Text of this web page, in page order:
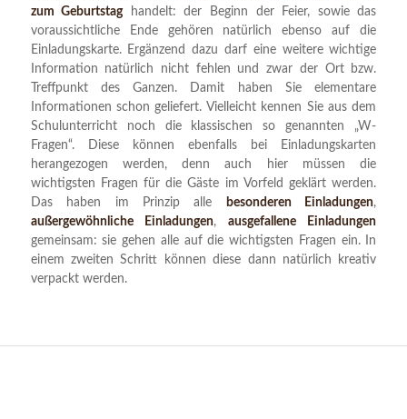
zum Geburtstaghandelt: der Beginn der Feier, sowie das
voraussichtliche Ende gehören natürlich ebenso auf die
Einladungskarte. Ergänzend dazu darf eine weitere wichtige
Information natürlich nicht fehlen und zwar der Ort bzw.
Treffpunkt des Ganzen. Damit haben Sie elementare
Informationen schon geliefert. Vielleicht kennen Sie aus dem
Schulunterricht noch die klassischen so genannten „W-
Fragen“. Diese können ebenfalls bei Einladungskarten
herangezogen werden, denn auch hier müssen die
wichtigsten Fragen für die Gäste im Vorfeld geklärt werden.
Das haben im Prinzip alle
besonderen Einladungen,
außergewöhnliche Einladungen,ausgefallene Einladungen
gemeinsam: sie gehen alle auf die wichtigsten Fragen ein. In
einem zweiten Schritt können diese dann natürlich kreativ
verpackt werden.